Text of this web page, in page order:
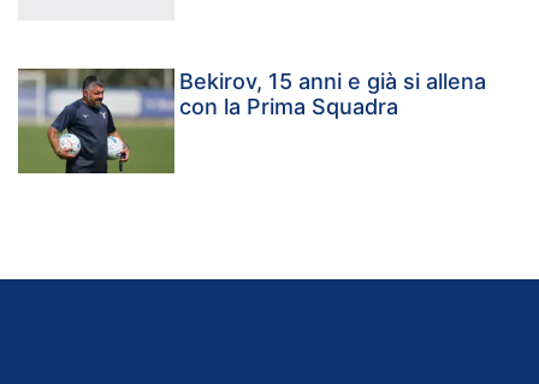
Bekirov, 15 anni e già si allena
con la Prima Squadra